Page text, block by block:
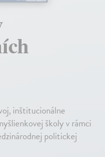
inštitucionálne
školy v rámci
politickej